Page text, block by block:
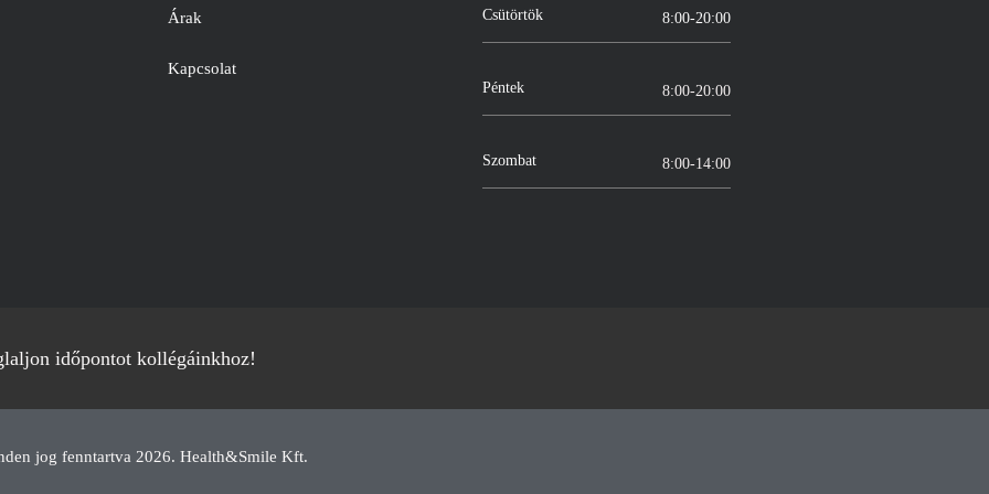
Árak
Kapcsolat
Csütörtök 8:00-20:00
Péntek 8:00-20:00
Szombat 8:00-14:00
időpontot kollégáinkhoz!
jog fenntartva 2026. Health&Smile Kft.